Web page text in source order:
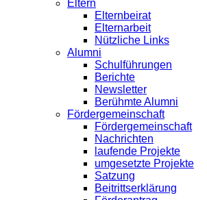
Eltern
Elternbeirat
Elternarbeit
Nützliche Links
Alumni
Schulführungen
Berichte
Newsletter
Berühmte Alumni
Förder­gemeinschaft
Fördergemeinschaft
Nachrichten
laufende Projekte
umgesetzte Projekte
Satzung
Beitrittserklärung